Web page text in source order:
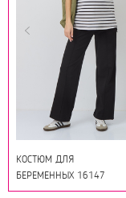
КОСТЮМ ДЛЯ
БЕРЕМЕННЫХ 16147
БЕЛО-ЧЕРНЫЙ